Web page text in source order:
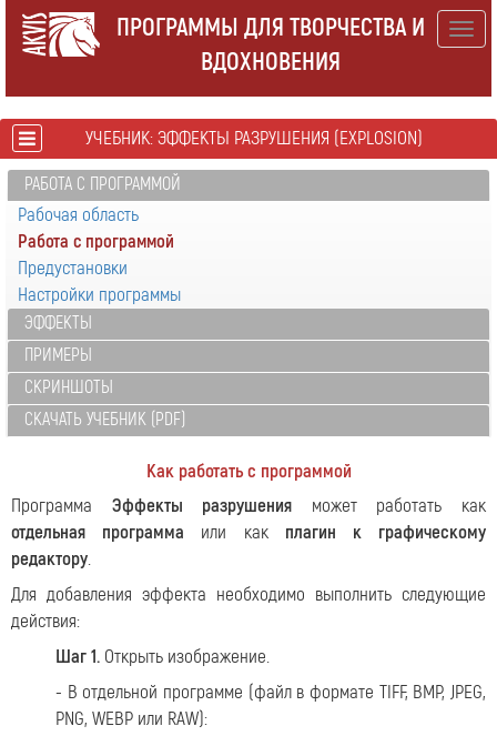
ПРОГРАММЫ ДЛЯ ТВОРЧЕСТВА И
ВДОХНОВЕНИЯ
УЧЕБНИК: ЭФФЕКТЫ РАЗРУШЕНИЯ (EXPLOSION)
РАБОТА С ПРОГРАММОЙ
Рабочая область
Работа с программой
Предустановки
Настройки программы
ЭФФЕКТЫ
ПРИМЕРЫ
СКРИНШОТЫ
СКАЧАТЬ УЧЕБНИК (PDF)
Как работать с программой
Программа Эффекты разрушения может работать как
отдельная программа или как плагин к графическому
редактору.
Для добавления эффекта необходимо выполнить следующие
действия:
Шаг 1. Открыть изображение.
- В отдельной программе (файл в формате TIFF, BMP, JPEG,
PNG, WEBP или RAW):